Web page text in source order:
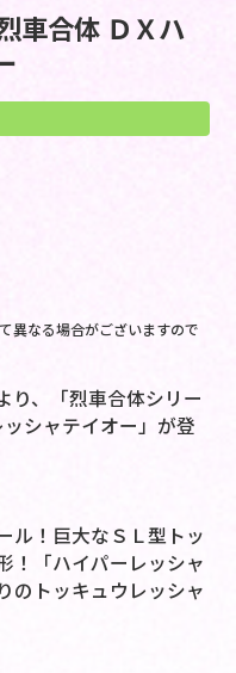
車合体 ＤＸハ
異なる場合がございますので
り、「烈車合体シリー
シャテイオー」が登
ル！巨大なＳＬ型トッ
！「ハイパーレッシャ
のトッキュウレッシャ